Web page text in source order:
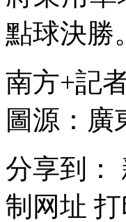
點球決勝。
南方+記
圖源：廣
分享到：
制网址